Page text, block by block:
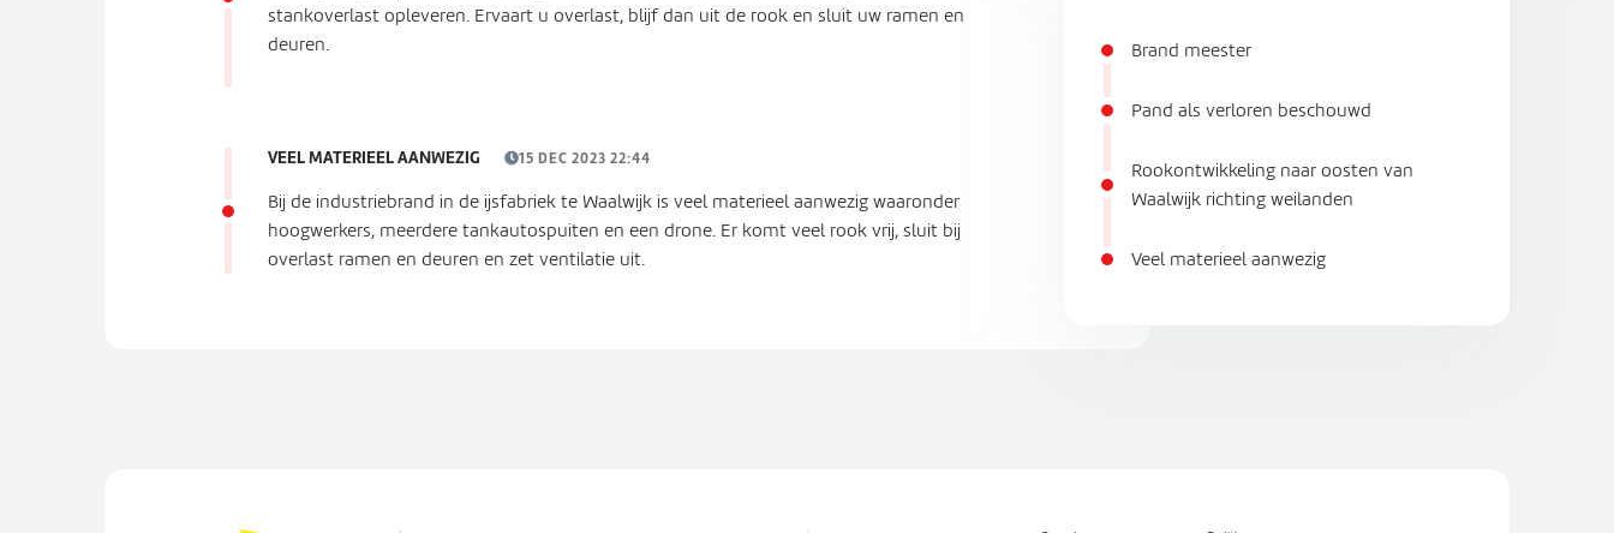
stankoverlast opleveren. Ervaart u overlast, blijf dan uit de rook en sluit uw ramen en
deuren.
VEEL MATERIEEL AANWEZIG 15 DEC 2023 22:44
Bij de industriebrand in de ijsfabriek te Waalwijk is veel materieel aanwezig waaronder
hoogwerkers, meerdere tankautospuiten en een drone. Er komt veel rook vrij, sluit bij
overlast ramen en deuren en zet ventilatie uit.
Brand meester
Pand als verloren beschouwd
Rookontwikkeling naar oosten van
Waalwijk richting weilanden
Veel materieel aanwezig